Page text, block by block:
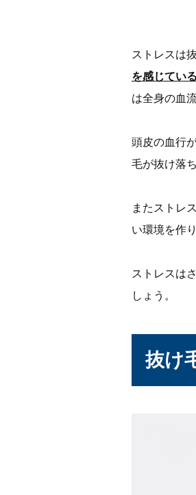
ストレスは
を感じてい
は全身の血
頭皮の血行
毛が抜け落
またストレ
い環境を作
ストレスは
しょう。
抜け